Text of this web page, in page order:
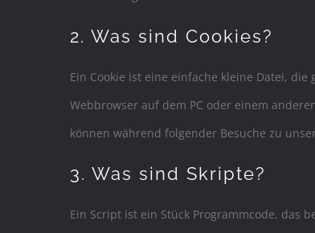
2. Was sind Cookies?
Ein Cookie ist eine einfache kleine Datei,
Webbrowser auf dem PC oder einem
können während folgender Besuche zu
3. Was sind Skripte?
Ein Script ist ein Stück Programmcode, das